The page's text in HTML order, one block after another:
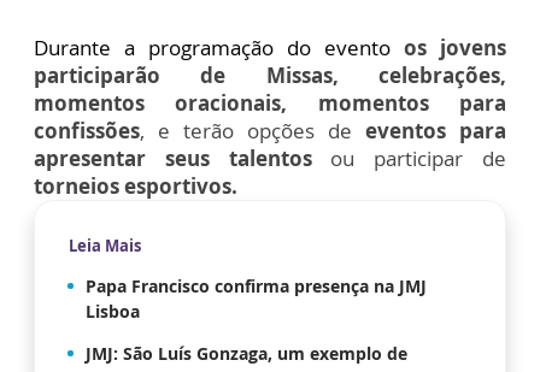
Durante a programação do evento os jovens
participarão de Missas, celebrações,
momentos oracionais, momentos para
confissões, e terão opções de eventos para
apresentar seus talentos ou participar de
torneios esportivos.
Leia Mais
Papa Francisco confirma presença na JMJ
Lisboa
JMJ: São Luís Gonzaga, um exemplo de